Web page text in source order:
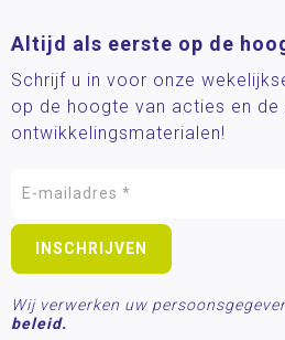
Altijd als eerste op de
Schrijf u in voor onze
op de hoogte van acties en de
ontwikkelingsmaterialen!
Wij verwerken uw
beleid.